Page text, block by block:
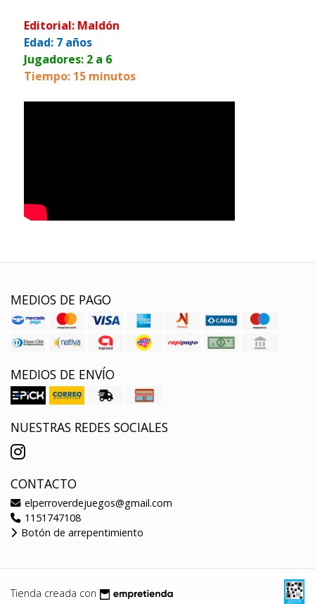
Editorial: Maldón
Edad: 7 años
Jugadores: 2 a 6
Tiempo: 15 minutos
MEDIOS DE PAGO
MEDIOS DE ENVÍO
NUESTRAS REDES SOCIALES
CONTACTO
elperroverdejuegos@gmail.com
1151747108
Botón de arrepentimiento
Tienda creada con